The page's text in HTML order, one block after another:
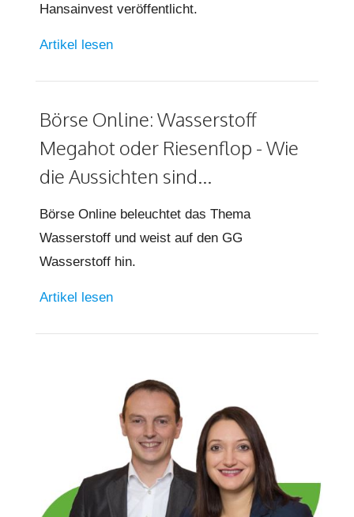
Hansainvest veröffentlicht.
Artikel lesen
Börse Online: Wasserstoff
Megahot oder Riesenflop - Wie
die Aussichten sind...
Börse Online beleuchtet das Thema
Wasserstoff und weist auf den GG
Wasserstoff hin.
Artikel lesen